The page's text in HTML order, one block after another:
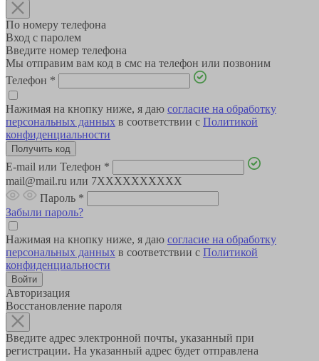
По номеру телефона
Вход с паролем
Введите номер телефона
Мы отправим вам код в смс на телефон или позвоним
Телефон *
Нажимая на кнопку ниже, я даю согласие на обработку
персональных данных в соответствии с Политикой
конфиденциальности
E-mail или Телефон *
mail@mail.ru или 7XXXXXXXXXX
Пароль *
Забыли пароль?
Нажимая на кнопку ниже, я даю согласие на обработку
персональных данных в соответствии с Политикой
конфиденциальности
Авторизация
Восстановление пароля
Введите адрес электронной почты, указанный при
регистрации. На указанный адрес будет отправлена